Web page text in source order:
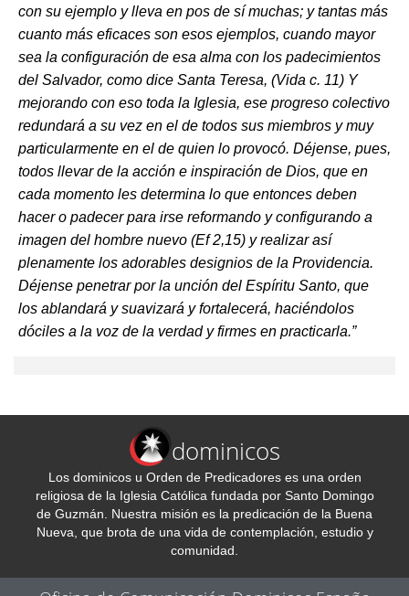
con su ejemplo y lleva en pos de sí muchas; y tantas más
cuanto más eficaces son esos ejemplos, cuando mayor
sea la configuración de esa alma con los padecimientos
del Salvador, como dice Santa Teresa, (Vida c. 11) Y
mejorando con eso toda la Iglesia, ese progreso colectivo
redundará a su vez en el de todos sus miembros y muy
particularmente en el de quien lo provocó. Déjense, pues,
todos llevar de la acción e inspiración de Dios, que en
cada momento les determina lo que entonces deben
hacer o padecer para irse reformando y configurando a
imagen del hombre nuevo (Ef 2,15) y realizar así
plenamente los adorables designios de la Providencia.
Déjense penetrar por la unción del Espíritu Santo, que
los ablandará y suavizará y fortalecerá, haciéndolos
dóciles a la voz de la verdad y firmes en practicarla.”
dominicos
Los dominicos u Orden de Predicadores es una orden
religiosa de la Iglesia Católica fundada por Santo Domingo
de Guzmán. Nuestra misión es la predicación de la Buena
Nueva, que brota de una vida de contemplación, estudio y
comunidad.